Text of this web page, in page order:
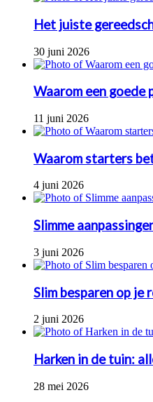
Het juiste
30 juni 2026
Waarom een goede
11 juni 2026
Waarom starters
4 juni 2026
Slimme
3 juni 2026
Slim besparen op je
2 juni 2026
Harken in de tuin:
28 mei 2026